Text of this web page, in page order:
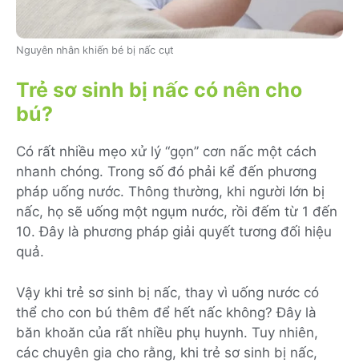
Nguyên nhân khiến bé bị nấc cụt
Trẻ sơ sinh bị nấc có nên cho
bú?
Có rất nhiều mẹo xử lý “gọn” cơn nấc một cách
nhanh chóng. Trong số đó phải kể đến phương
pháp uống nước. Thông thường, khi người lớn bị
nấc, họ sẽ uống một ngụm nước, rồi đếm từ 1 đến
10. Đây là phương pháp giải quyết tương đối hiệu
quả.
Vậy khi trẻ sơ sinh bị nấc, thay vì uống nước có
thể cho con bú thêm để hết nấc không? Đây là
băn khoăn của rất nhiều phụ huynh. Tuy nhiên,
các chuyên gia cho rằng, khi trẻ sơ sinh bị nấc,